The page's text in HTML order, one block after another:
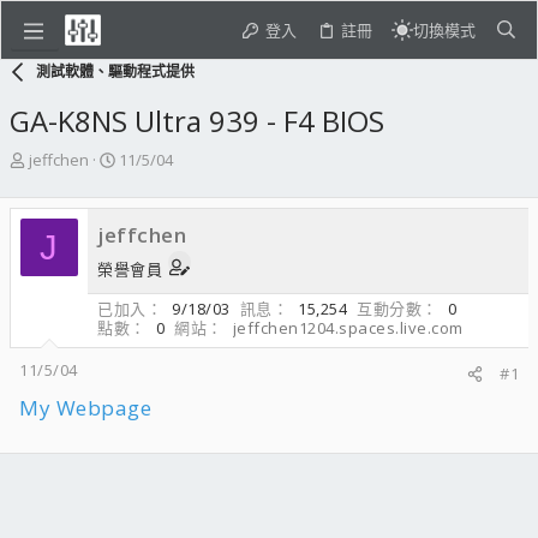
登入 註冊 切換模式
測試軟體、驅動程式提供
GA-K8NS Ultra 939 - F4 BIOS
主
發
人
jeffchen
開
日
期
11/5/04
J jeffchen
榮譽會員
已加入
9/18/03 訊息 15,254 互動分數
0
點數
0 網站
jeffchen1204.spaces.live.com
11/5/04
#1
My Webpage